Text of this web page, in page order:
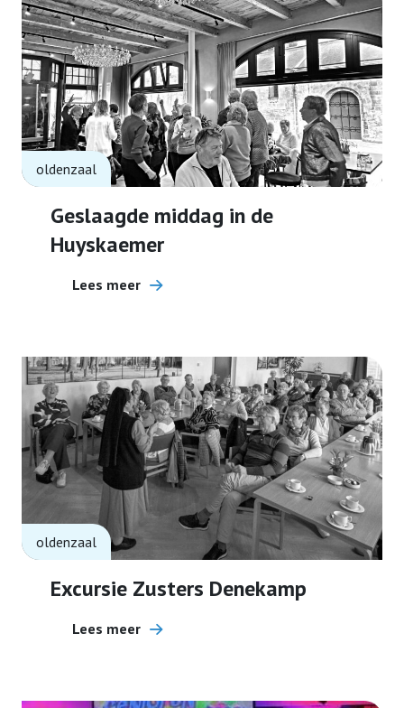
oldenzaal
Geslaagde middag in de
Huyskaemer
Lees meer
oldenzaal
Excursie Zusters Denekamp
Lees meer